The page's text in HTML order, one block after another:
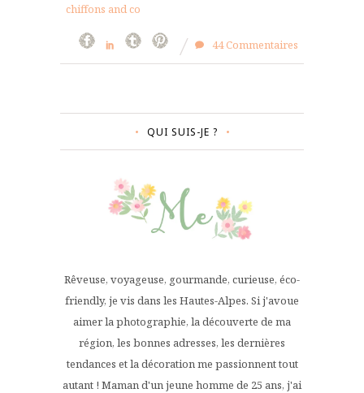
chiffons and co
44 Commentaires
QUI SUIS-JE ?
Rêveuse, voyageuse, gourmande, curieuse, éco-
friendly, je vis dans les Hautes-Alpes. Si j'avoue
aimer la photographie, la découverte de ma
région, les bonnes adresses, les dernières
tendances et la décoration me passionnent tout
autant ! Maman d'un jeune homme de 25 ans, j'ai